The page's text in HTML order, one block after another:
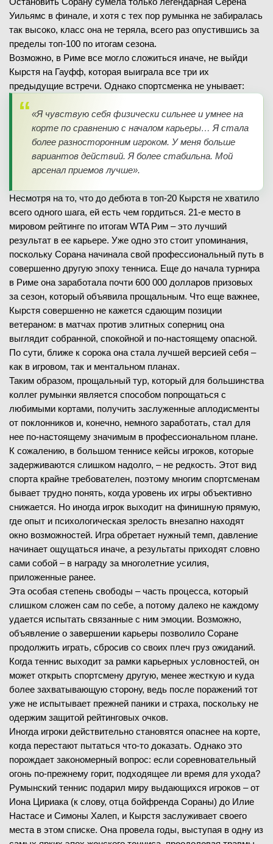
Уильямс в финале, и хотя с тех пор румынка не забиралась
так высоко, класс она не теряла, всего раз опустившись за
пределы топ-100 по итогам сезона.
Возможно, в Риме все могло сложиться иначе, не выйди
Кырстя на Гауфф, которая выиграла все три их
предыдущие встречи. Однако спортсменка не унывает:
«Я чувствую себя физически сильнее и умнее на
корте по сравнению с началом карьеры… Я стала
более разносторонним игроком. У меня больше
вариантов действий. Я более стабильна. Мой
арсенал приемов лучше».
Несмотря на то, что до дебюта в топ-20 Кырстя не хватило
всего одного шага, ей есть чем гордиться. 21-е место в
мировом рейтинге по итогам WTA Рим – это лучший
результат в ее карьере. Уже одно это стоит упоминания,
поскольку Сорана начинала свой профессиональный путь в
совершенно другую эпоху тенниса. Еще до начала турнира
в Риме она заработала почти 600 000 долларов призовых
за сезон, который объявила прощальным. Что еще важнее,
Кырстя совершенно не кажется сдающим позиции
ветераном: в матчах против элитных соперниц она
выглядит собранной, спокойной и по-настоящему опасной.
По сути, ближе к сорока она стала лучшей версией себя –
как в игровом, так и ментальном планах.
Таким образом, прощальный тур, который для большинства
коллег румынки является способом попрощаться с
любимыми кортами, получить заслуженные аплодисменты
от поклонников и, конечно, немного заработать, стал для
нее по-настоящему значимым в профессиональном плане.
К сожалению, в большом теннисе кейсы игроков, которые
задерживаются слишком надолго, – не редкость. Этот вид
спорта крайне требователен, поэтому многим спортсменам
бывает трудно понять, когда уровень их игры объективно
снижается. Но иногда игрок выходит на финишную прямую,
где опыт и психологическая зрелость внезапно находят
окно возможностей. Игра обретает нужный темп, давление
начинает ощущаться иначе, а результаты приходят словно
сами собой – в награду за многолетние усилия,
приложенные ранее.
Эта особая степень свободы – часть процесса, который
слишком сложен сам по себе, а потому далеко не каждому
удается испытать связанные с ним эмоции. Возможно,
объявление о завершении карьеры позволило Соране
продолжить играть, сбросив со своих плеч груз ожиданий.
Когда теннис выходит за рамки карьерных условностей, он
может открыть спортсмену другую, менее жесткую и куда
более захватывающую сторону, ведь после поражений тот
уже не испытывает прежней паники и страха, поскольку не
одержим защитой рейтинговых очков.
Иногда игроки действительно становятся опаснее на корте,
когда перестают пытаться что-то доказать. Однако это
порождает закономерный вопрос: если соревновательный
огонь по-прежнему горит, подходящее ли время для ухода?
Румынский теннис подарил миру выдающихся игроков – от
Иона Цириака (к слову, отца бойфренда Сораны) до Илие
Настасе и Симоны Халеп, и Кырстя заслуживает своего
места в этом списке. Она провела годы, выступая в одну из